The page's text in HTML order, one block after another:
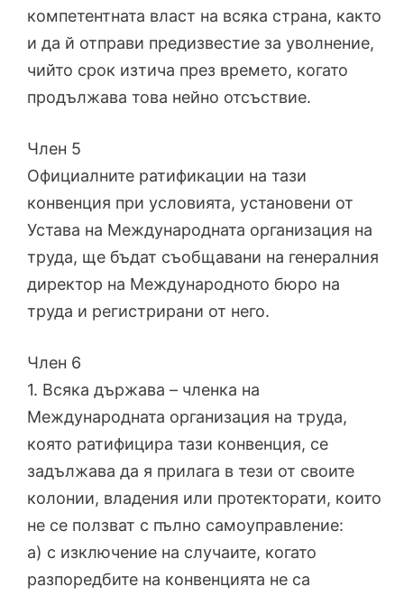
компетентната власт на всяка страна, както
и да й отправи предизвестие за уволнение,
чийто срок изтича през времето, когато
продължава това нейно отсъствие.
Член 5
Официалните ратификации на тази
конвенция при условията, установени от
Устава на Международната организация на
труда, ще бъдат съобщавани на генералния
директор на Международното бюро на
труда и регистрирани от него.
Член 6
1. Всяка държава – членка на
Международната организация на труда,
която ратифицира тази конвенция, се
задължава да я прилага в тези от своите
колонии, владения или протекторати, които
не се ползват с пълно самоуправление:
a) с изключение на случаите, когато
разпоредбите на конвенцията не са